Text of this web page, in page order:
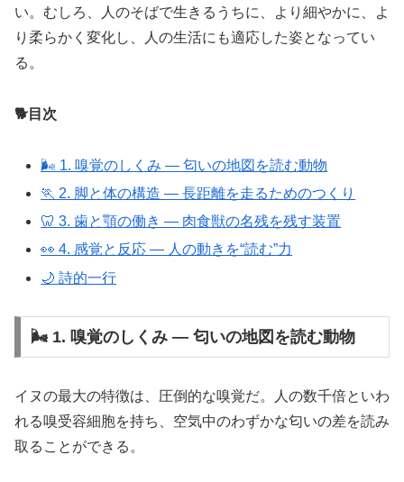
い。むしろ、人のそばで生きるうちに、より細やかに、よ
り柔らかく変化し、人の生活にも適応した姿となってい
る。
🐕目次
🌬 1. 嗅覚のしくみ ― 匂いの地図を読む動物
🏃 2. 脚と体の構造 ― 長距離を走るためのつくり
🦷 3. 歯と顎の働き ― 肉食獣の名残を残す装置
👀 4. 感覚と反応 ― 人の動きを“読む”力
🌙 詩的一行
🌬 1. 嗅覚のしくみ ― 匂いの地図を読む動物
イヌの最大の特徴は、圧倒的な嗅覚だ。人の数千倍といわ
れる嗅受容細胞を持ち、空気中のわずかな匂いの差を読み
取ることができる。